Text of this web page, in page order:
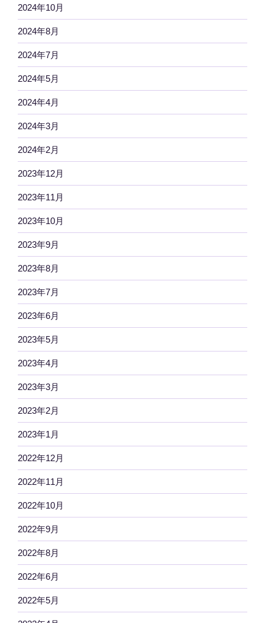
2024年10月
2024年8月
2024年7月
2024年5月
2024年4月
2024年3月
2024年2月
2023年12月
2023年11月
2023年10月
2023年9月
2023年8月
2023年7月
2023年6月
2023年5月
2023年4月
2023年3月
2023年2月
2023年1月
2022年12月
2022年11月
2022年10月
2022年9月
2022年8月
2022年6月
2022年5月